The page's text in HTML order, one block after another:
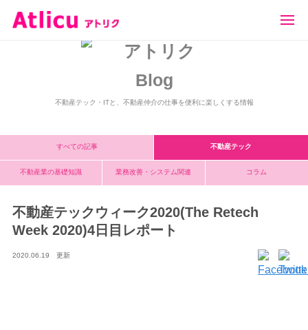
アトリク
ート
Blog
不動産テック・ITと、不動産仲介の仕事を便利に楽しくする情報
すべての記事 不動産テック
不動産業の基礎知識 業務改善・ システム関連 コラム
不動産テックウィーク2020(The Retech
Week 2020)4日目レポート
2020.06.19 更新